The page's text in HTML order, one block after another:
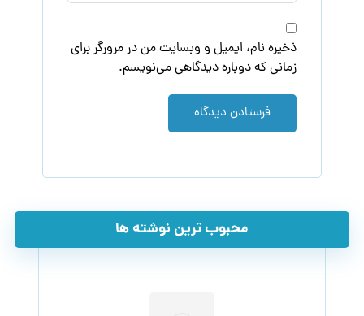
ذخیره نام، ایمیل و وبسایت من در مرورگر برای
زمانی که دوباره دیدگاهی می‌نویسم.
فرستادن دیدگاه
محبوب ترین نوشته ها